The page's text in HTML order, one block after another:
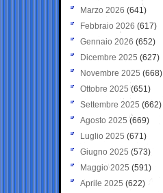
Marzo 2026 (641)
Febbraio 2026 (617)
Gennaio 2026 (652)
Dicembre 2025 (627)
Novembre 2025 (668)
Ottobre 2025 (651)
Settembre 2025 (662)
Agosto 2025 (669)
Luglio 2025 (671)
Giugno 2025 (573)
Maggio 2025 (591)
Aprile 2025 (622)